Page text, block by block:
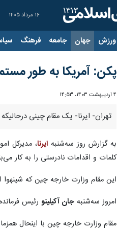
۱۶ مرداد ۱۴۰۵
ورزش جهان جامعه فرهنگ
پکن: آمریکا به طور
۴ اردیبهشت ۱۴۰۳، ۱۴:۵۳